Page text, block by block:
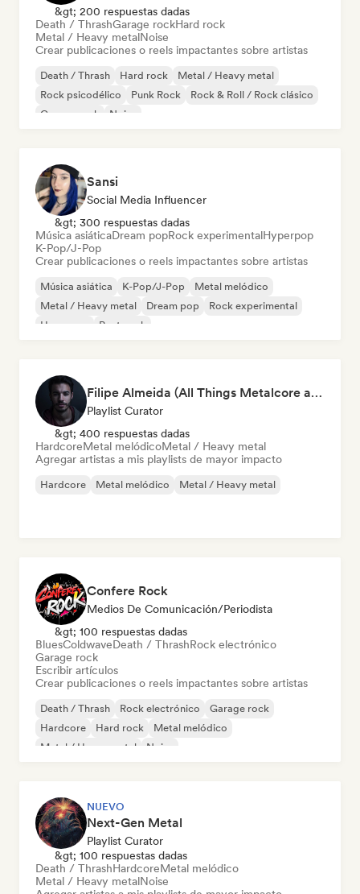
&gt; 200 respuestas dadas
Death / ThrashGarage rockHard rock
Metal / Heavy metalNoise
Crear publicaciones o reels impactantes sobre artistas
Death / Thrash Hard rock
Metal / Heavy metal
Rock psicodélico
Punk Rock
Rock & Roll / Rock clásico
Garage rock
Noise
Sansi
Social Media Influencer
&gt; 300 respuestas dadas
Música asiáticaDream popRock experimentalHyperpop
K-Pop/J-Pop
Crear publicaciones o reels impactantes sobre artistas
Música asiática K-Pop/J-Pop
Metal melódico
Metal / Heavy metal
Dream pop
Rock experimental
Hyperpop
Post punk
Filipe Almeida (All Things Metalcore and Metalcore Instrumentals)
Playlist Curator
&gt; 400 respuestas dadas
HardcoreMetal melódicoMetal / Heavy metal
Agregar artistas a mis playlists de mayor impacto
Hardcore Metal melódico Metal / Heavy metal
Confere Rock
Medios De Comunicación/Periodista
&gt; 100 respuestas dadas
BluesColdwaveDeath / ThrashRock electrónico
Garage rock
Escribir artículos
Crear publicaciones o reels impactantes sobre artistas
Death / Thrash Rock electrónico
Garage rock
Hardcore
Hard rock
Metal melódico
Metal / Heavy metal
Noise
NUEVO
Next-Gen Metal
Playlist Curator
&gt; 100 respuestas dadas
Death / ThrashHardcoreMetal melódico
Metal / Heavy metalNoise